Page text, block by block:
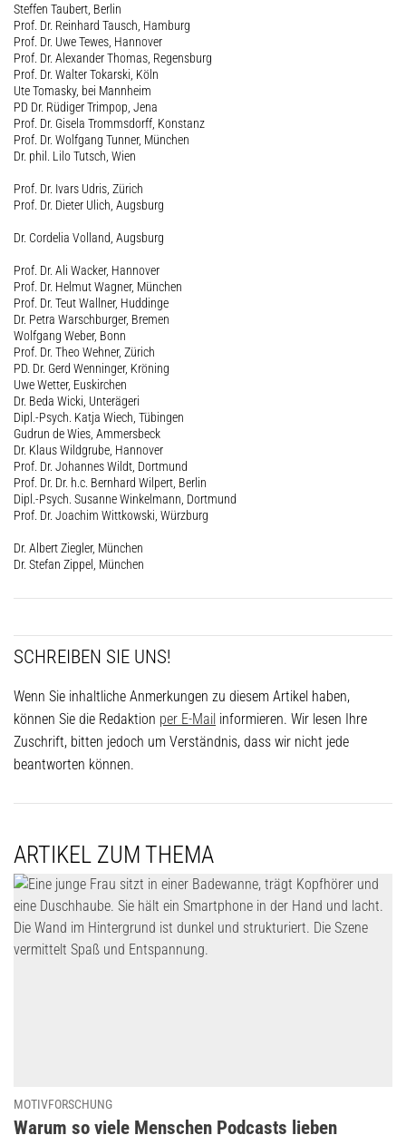
Steffen Taubert, Berlin
Prof. Dr. Reinhard Tausch, Hamburg
Prof. Dr. Uwe Tewes, Hannover
Prof. Dr. Alexander Thomas, Regensburg
Prof. Dr. Walter Tokarski, Köln
Ute Tomasky, bei Mannheim
PD Dr. Rüdiger Trimpop, Jena
Prof. Dr. Gisela Trommsdorff, Konstanz
Prof. Dr. Wolfgang Tunner, München
Dr. phil. Lilo Tutsch, Wien
Prof. Dr. Ivars Udris, Zürich
Prof. Dr. Dieter Ulich, Augsburg
Dr. Cordelia Volland, Augsburg
Prof. Dr. Ali Wacker, Hannover
Prof. Dr. Helmut Wagner, München
Prof. Dr. Teut Wallner, Huddinge
Dr. Petra Warschburger, Bremen
Wolfgang Weber, Bonn
Prof. Dr. Theo Wehner, Zürich
PD. Dr. Gerd Wenninger, Kröning
Uwe Wetter, Euskirchen
Dr. Beda Wicki, Unterägeri
Dipl.-Psych. Katja Wiech, Tübingen
Gudrun de Wies, Ammersbeck
Dr. Klaus Wildgrube, Hannover
Prof. Dr. Johannes Wildt, Dortmund
Prof. Dr. Dr. h.c. Bernhard Wilpert, Berlin
Dipl.-Psych. Susanne Winkelmann, Dortmund
Prof. Dr. Joachim Wittkowski, Würzburg
Dr. Albert Ziegler, München
Dr. Stefan Zippel, München
SCHREIBEN SIE UNS!
Wenn Sie inhaltliche Anmerkungen zu diesem Artikel haben,
können Sie die Redaktion per E-Mail informieren. Wir lesen Ihre
Zuschrift, bitten jedoch um Verständnis, dass wir nicht jede
beantworten können.
ARTIKEL ZUM THEMA
MOTIVFORSCHUNG
:
Warum so viele Menschen Podcasts lieben